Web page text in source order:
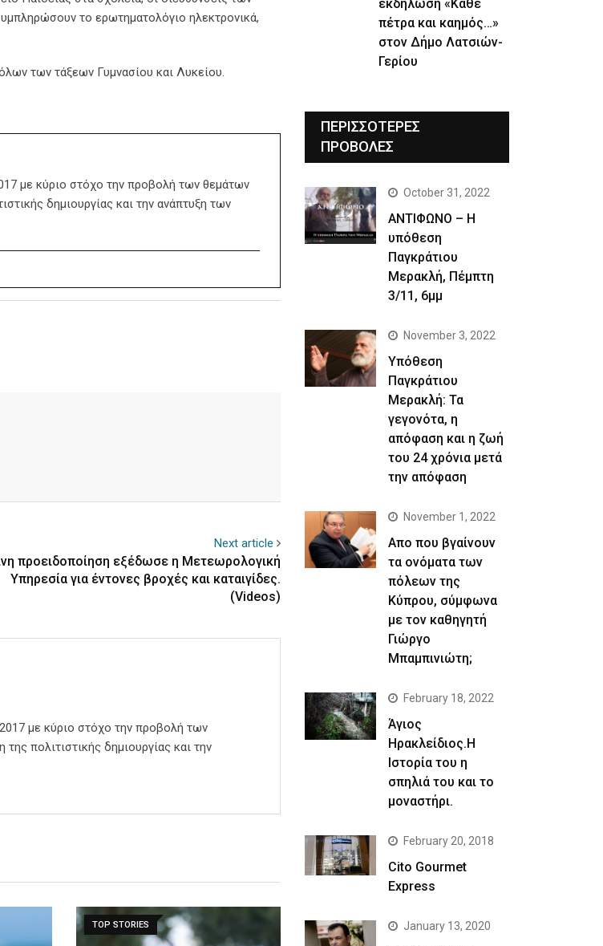
το ερωτηματολόγιο ηλεκτρονικά,
των τάξεων Γυμνασίου και Λυκείου.
με κύριο στόχο την προβολή των θεμάτων
δημιουργίας και την ανάπτυξη των
Next article
προειδοποίηση εξέδωσε η Μετεωρολογική
Υπηρεσία για έντονες βροχές και καταιγίδες.
(Videos)
με κύριο στόχο την προβολή των
πολιτιστικής δημιουργίας και την
TOP STORIES
εκδήλωση «Κάθε
πέτρα και καημός…»
στον Δήμο Λατσιών-
Γερίου
ΠΕΡΙΣΣΟΤΕΡΕΣ
ΠΡΟΒΟΛΕΣ
October 31, 2022
ΑΝΤΙΦΩΝΟ – Η
υπόθεση
Παγκράτιου
Μερακλή, Πέμπτη
3/11, 6μμ
November 3, 2022
Yπόθεση
Παγκράτιου
Μερακλή: Τα
γεγονότα, η
απόφαση και η ζωή
του 24 χρόνια μετά
την απόφαση
November 1, 2022
Απο που βγαίνουν
τα ονόματα των
πόλεων της
Κύπρου, σύμφωνα
με τον καθηγητή
Γιώργο
Μπαμπινιώτη;
February 18, 2022
Άγιος
Ηρακλείδιος.Η
Ιστορία του η
σπηλιά του και το
μοναστήρι.
February 20, 2018
Cito Gourmet
Express
January 13, 2020